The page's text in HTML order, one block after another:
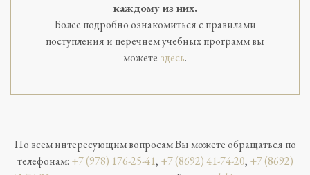
каждому из них.
Более подробно ознакомиться с правилами
поступления и перечнем учебных программ вы
можете здесь.
По всем интересующим вопросам Вы можете обращаться по
телефонам: +7 (978) 176-25-41, +7 (8692) 41-74-20, +7 (8692)